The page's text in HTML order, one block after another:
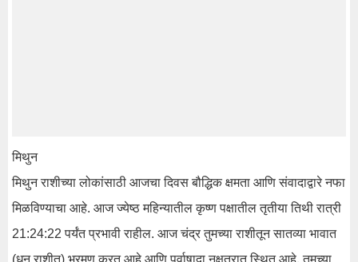
मिथुन
मिथुन राशीच्या लोकांसाठी आजचा दिवस बौद्धिक क्षमता आणि संवादाद्वारे नफा
मिळविण्याचा आहे. आज ज्येष्ठ महिन्यातील कृष्ण पक्षातील तृतीया तिथी रात्री
21:24:22 पर्यंत प्रभावी राहील. आज चंद्र तुमच्या राशीतून सातव्या भावात